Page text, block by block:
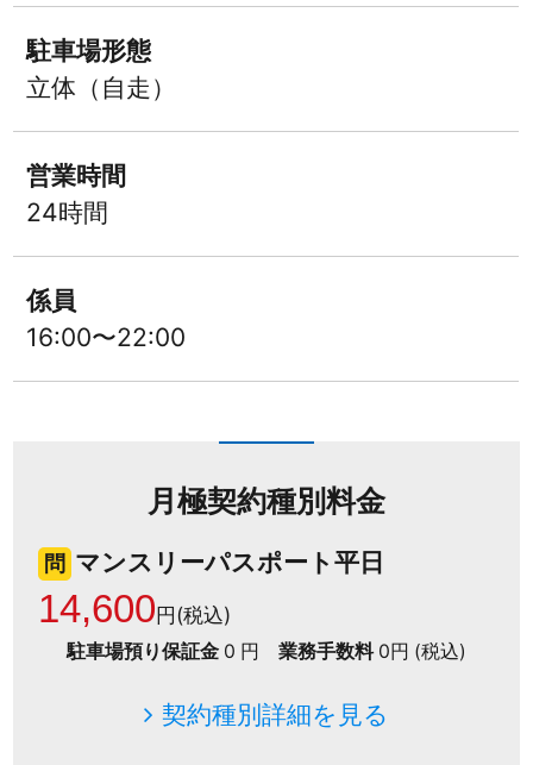
駐車場形態
立体（自走）
営業時間
24時間
係員
16:00〜22:00
月極契約種別料金
問 マンスリーパスポート平日
14,600円(税込)
駐車場預り保証金 0 円 業務手数料 0円 (税込)
契約種別詳細を見る